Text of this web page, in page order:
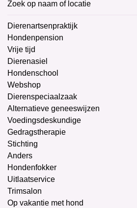
Zoek op naam of locatie
Dierenartsenpraktijk
Hondenpension
Vrije tijd
Dierenasiel
Hondenschool
Webshop
Dierenspeciaalzaak
Alternatieve geneeswijzen
Voedingsdeskundige
Gedragstherapie
Stichting
Anders
Hondenfokker
Uitlaatservice
Trimsalon
Op vakantie met hond